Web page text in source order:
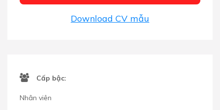
Download CV mẫu
Cấp bậc:
Nhân viên